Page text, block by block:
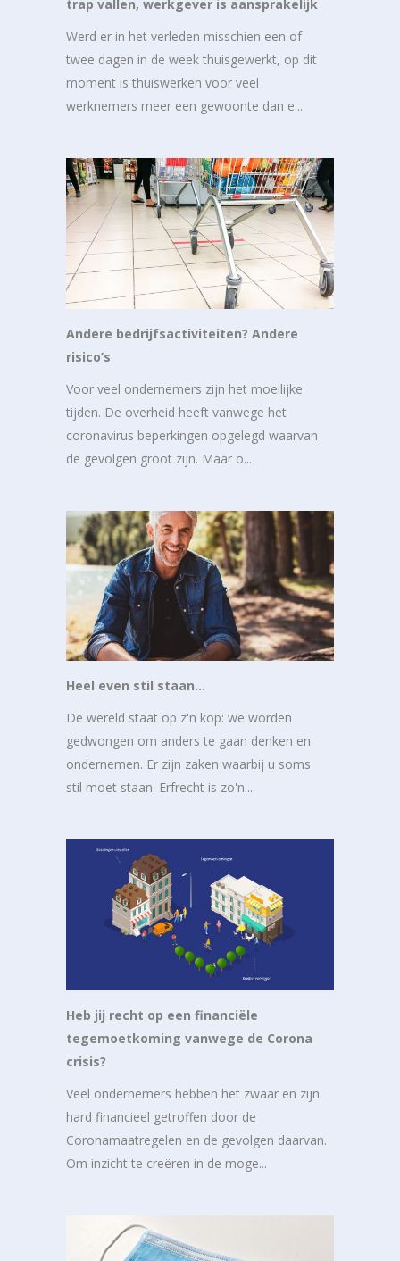
trap vallen, werkgever is aansprakelijk
Werd er in het verleden misschien een of
twee dagen in de week thuisgewerkt, op dit
moment is thuiswerken voor veel
werknemers meer een gewoonte dan e...
Andere bedrijfsactiviteiten? Andere
risico’s
Voor veel ondernemers zijn het moeilijke
tijden. De overheid heeft vanwege het
coronavirus beperkingen opgelegd waarvan
de gevolgen groot zijn. Maar o...
Heel even stil staan…
De wereld staat op z'n kop: we worden
gedwongen om anders te gaan denken en
ondernemen. Er zijn zaken waarbij u soms
stil moet staan. Erfrecht is zo'n...
Heb jij recht op een financiële
tegemoetkoming vanwege de Corona
crisis?
Veel ondernemers hebben het zwaar en zijn
hard financieel getroffen door de
Coronamaatregelen en de gevolgen daarvan.
Om inzicht te creëren in de moge...